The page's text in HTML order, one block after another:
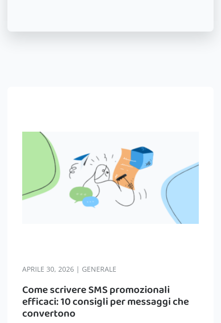
APRILE 30, 2026 | GENERALE
Come scrivere SMS promozionali
efficaci: 10 consigli per messaggi che
convertono